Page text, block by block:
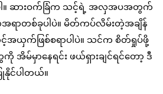
ပါ။ ဆားဝက်ခြံက သင့်ရဲ့ အလှအပအတွက်
ရာတစ်ခုပါပဲ။ မိတ်ကပ်လိမ်းတဲ့အချိန်
င့်အယှက်ဖြစ်စရာပါပဲ။ သင်က စိတ်ရှုပ်ဖို့
အိမ်မှာနေရင်း ဖယ်ရှားချင်ရင်တော့ ဒီ
င်ပါတယ်။